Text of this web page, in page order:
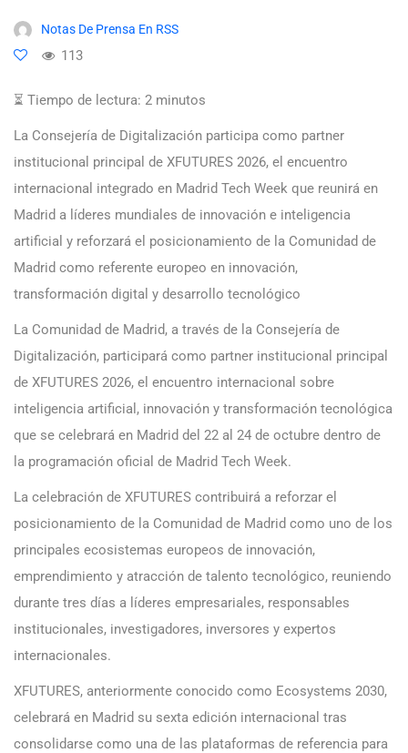
Notas De Prensa En RSS
113
⏳ Tiempo de lectura: 2 minutos
La Consejería de Digitalización participa como partner
institucional principal de XFUTURES 2026, el encuentro
internacional integrado en Madrid Tech Week que reunirá en
Madrid a líderes mundiales de innovación e inteligencia
artificial y reforzará el posicionamiento de la Comunidad de
Madrid como referente europeo en innovación,
transformación digital y desarrollo tecnológico
La Comunidad de Madrid, a través de la Consejería de
Digitalización, participará como partner institucional principal
de XFUTURES 2026, el encuentro internacional sobre
inteligencia artificial, innovación y transformación tecnológica
que se celebrará en Madrid del 22 al 24 de octubre dentro de
la programación oficial de Madrid Tech Week.
La celebración de XFUTURES contribuirá a reforzar el
posicionamiento de la Comunidad de Madrid como uno de los
principales ecosistemas europeos de innovación,
emprendimiento y atracción de talento tecnológico, reuniendo
durante tres días a líderes empresariales, responsables
institucionales, investigadores, inversores y expertos
internacionales.
XFUTURES, anteriormente conocido como Ecosystems 2030,
celebrará en Madrid su sexta edición internacional tras
consolidarse como una de las plataformas de referencia para